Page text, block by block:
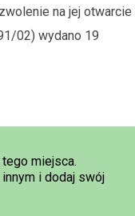
na jej otwarcie
02) wydano 19
miejsca.
i dodaj swój